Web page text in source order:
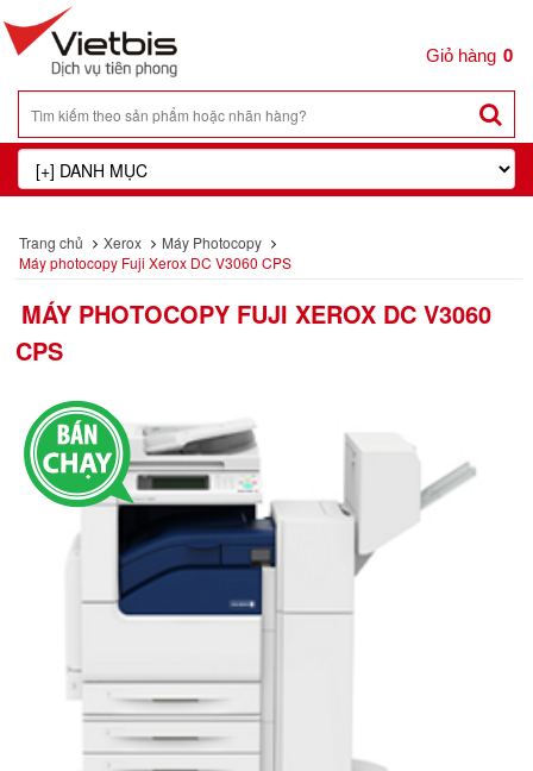
0
Trang chủ Xerox
Máy Photocopy
Máy photocopy Fuji Xerox DC V3060 CPS
MÁY PHOTOCOPY FUJI XEROX DC V3060
CPS